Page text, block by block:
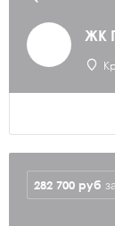
ЖК
282 700 руб